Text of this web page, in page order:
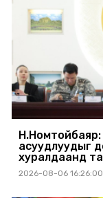
асуудлуудыг
хуралдаанд
2026-08-06 16:26:00